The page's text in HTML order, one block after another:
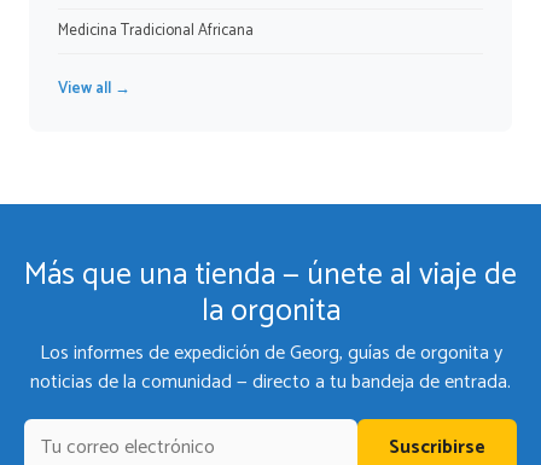
Medicina Tradicional Africana
View all →
Más que una tienda — únete al viaje de
la orgonita
Los informes de expedición de Georg, guías de orgonita y
noticias de la comunidad — directo a tu bandeja de entrada.
Suscribirse